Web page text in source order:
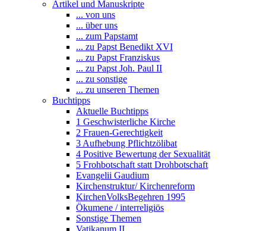
Artikel und Manuskripte
... von uns
... über uns
... zum Papstamt
... zu Papst Benedikt XVI
... zu Papst Franziskus
... zu Papst Joh. Paul II
... zu sonstige
... zu unseren Themen
Buchtipps
Aktuelle Buchtipps
1 Geschwisterliche Kirche
2 Frauen-Gerechtigkeit
3 Aufhebung Pflichtzölibat
4 Positive Bewertung der Sexualität
5 Frohbotschaft statt Drohbotschaft
Evangelii Gaudium
Kirchenstruktur/ Kirchenreform
KirchenVolksBegehren 1995
Ökumene / interreligiös
Sonstige Themen
Vatikanum II